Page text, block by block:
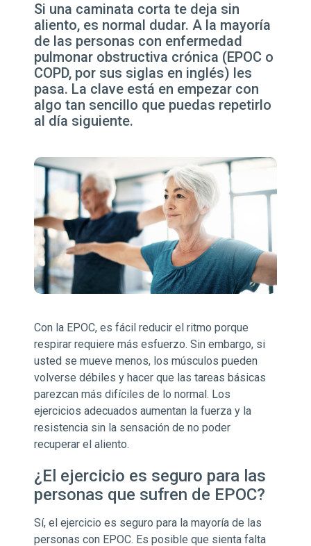
Si una caminata corta te deja sin
aliento, es normal dudar. A la mayoría
de las personas con enfermedad
pulmonar obstructiva crónica (EPOC o
COPD, por sus siglas en inglés) les
pasa. La clave está en empezar con
algo tan sencillo que puedas repetirlo
al día siguiente.
Con la EPOC, es fácil reducir el ritmo porque
respirar requiere más esfuerzo. Sin embargo, si
usted se mueve menos, los músculos pueden
volverse débiles y hacer que las tareas básicas
parezcan más difíciles de lo normal. Los
ejercicios adecuados aumentan la fuerza y la
resistencia sin la sensación de no poder
recuperar el aliento.
¿El ejercicio es seguro para las
personas que sufren de EPOC?
Sí, el ejercicio es seguro para la mayoría de las
personas con EPOC. Es posible que sienta falta